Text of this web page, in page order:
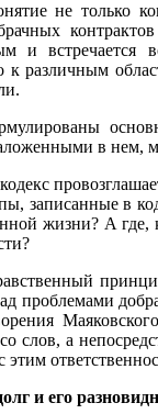
не только
и
к различным
в нем,
записанные в
жизни? А где,
проблемами
слов, а
этим
и его